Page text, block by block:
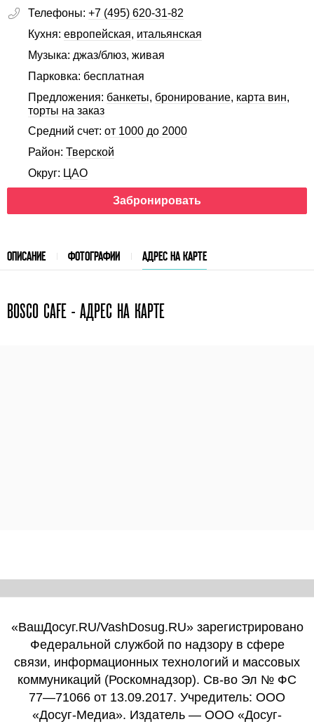
Телефоны: +7 (495) 620-31-82
Кухня: европейская, итальянская
Музыка: джаз/блюз, живая
Парковка: бесплатная
Предложения: банкеты, бронирование, карта вин,
торты на заказ
Средний счет: от 1000 до 2000
Район: Тверской
Округ: ЦАО
Забронировать
ОПИСАНИЕ ФОТОГРАФИИ АДРЕС НА КАРТЕ
BOSCO CAFE - АДРЕС НА КАРТЕ
«ВашДосуг.RU/VashDosug.RU» зарегистрировано
Федеральной службой по надзору в сфере
связи, информационных технологий и массовых
коммуникаций (Роскомнадзор). Св-во Эл № ФС
77—71066 от 13.09.2017. Учредитель: ООО
«Досуг-Медиа». Издатель — ООО «Досуг-